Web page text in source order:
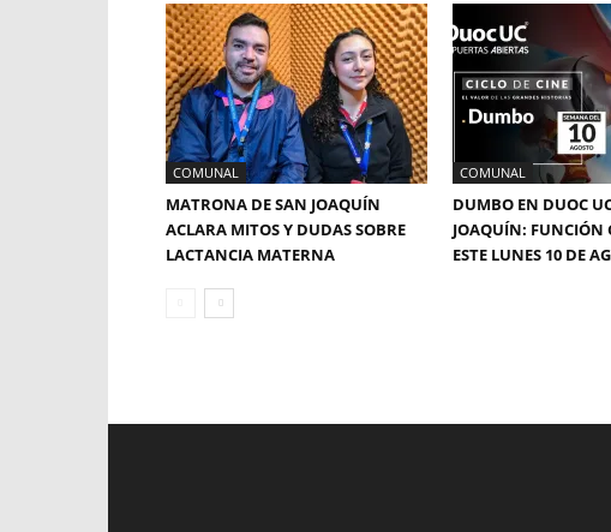
COMUNAL
MATRONA DE SAN JOAQUÍN
ACLARA MITOS Y DUDAS SOBRE
LACTANCIA MATERNA
COMUNAL
DUMBO EN DUOC
JOAQUÍN: FUNCIÓN
ESTE LUNES 10 DE